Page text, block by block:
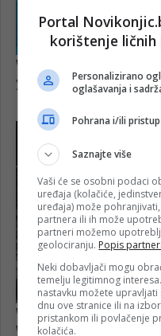
Portal
korištenje ličnih
Personalizirano
oglašavanja i
Pohrana i/ili
Saznajte više
Vaši će se osobni podaci
uređaja (kolačiće,
uređaja) može
partnera ili ih može
partneri možemo
geolociranju. Popis
Neki dobavljači mogu
temelju legitimnog
nastavku možete
dnu ove stranice ili na
pristankom ili povlačenje
kolačića.